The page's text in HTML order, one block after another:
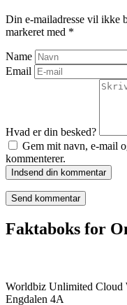
Din e-mailadresse vil ikke
markeret med *
Name
Email
Hvad er din besked?
Gem mit navn, e-mail
kommenterer.
Indsend din kommentar
Faktaboks for
Worldbiz Unlimited Cloud
Engdalen 4A